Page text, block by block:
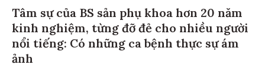
Tâm sự của BS sản phụ khoa hơn 20 năm
kinh nghiệm, từng đỡ đẻ cho nhiều người
nổi tiếng: Có những ca bệnh thực sự ám
ảnh